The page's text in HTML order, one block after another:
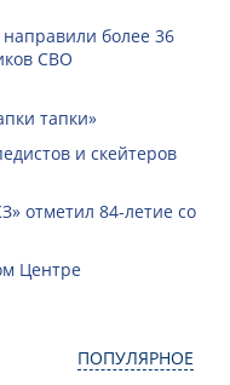
направили более 36
СВО
тапки»
и скейтеров
отметил 84-летие со
Центре
ПОПУЛЯРНОЕ